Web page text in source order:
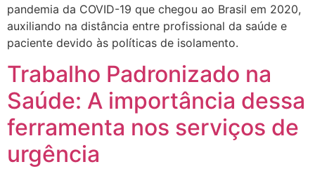
pandemia da COVID-19 que chegou ao Brasil em 2020,
auxiliando na distância entre profissional da saúde e
paciente devido às políticas de isolamento.
Trabalho Padronizado na
Saúde: A importância dessa
ferramenta nos serviços de
urgência